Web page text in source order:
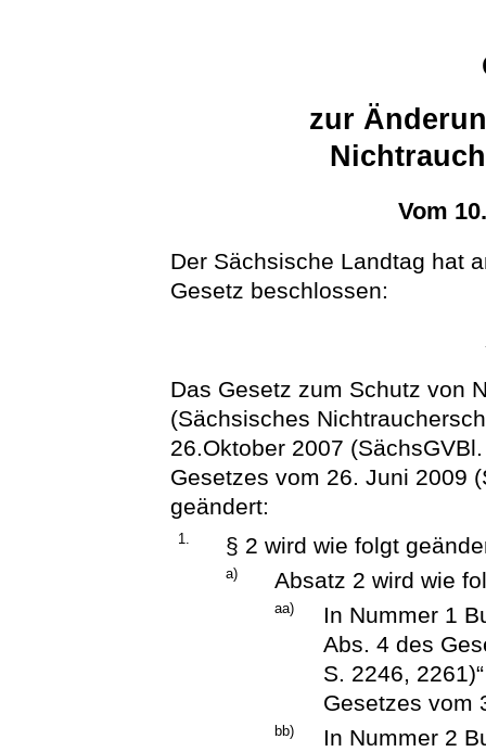
zur
Vom
Der Sächsische Landtag hat
Gesetz beschlossen:
Das Gesetz zum Schutz von
(Sächsisches
26.Oktober 2007
Gesetzes vom 26. Juni 2009
geändert:
1. § 2 wird wie folgt
a) Absatz 2 wird wie
aa)
In Nummer 1
Abs. 4 des
S. 2246,
Gesetzes vom
bb)
In Nummer 2